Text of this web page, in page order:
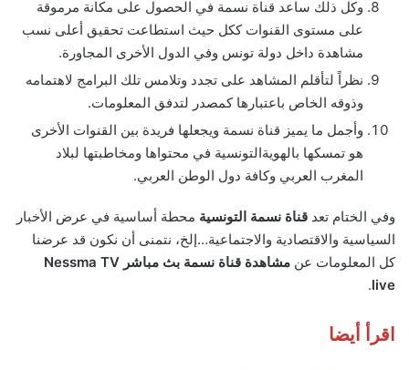
وكل ذلك ساعد قناة نسمة في الحصول على مكانة مرموقة
على مستوى القنوات ككل حيث استطاعت تحقيق أعلى نسب
مشاهدة داخل دولة تونس وفي الدول الأخرى المجاورة.
نظراً لتأقلم المشاهد على تجدد وتلامس تلك البرامج لاهتمامه
وذوقه الخاص باعتبارها كمصدر لتدفق المعلومات.
وأجمل ما يميز قناة نسمة ويجعلها فريدة بين القنوات الأخرى
هو تمسكها بالهويةالتونسية في محتواها ومخاطبتها لبلاد
المغرب العربي وكافة دول الوطن العربي.
وفي الختام تعد قناة نسمة التونسية محطة أساسية في عرض الأخبار
السياسية والاقتصادية والاجتماعية…إلخ، نتمنى أن نكون قد عرضنا
كل المعلومات عن
مشاهدة قناة نسمة بث مباشر Nessma TV
live
.
اقرأ أيضا